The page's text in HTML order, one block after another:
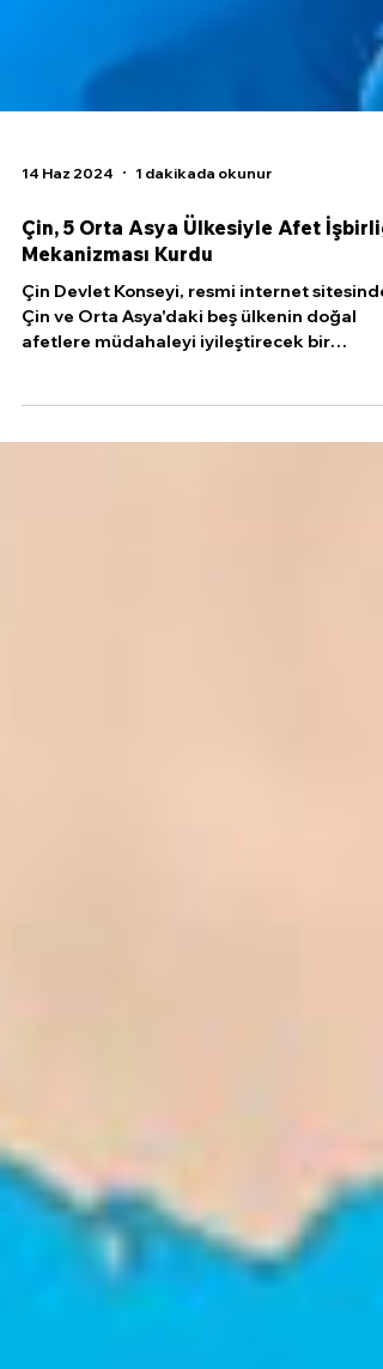
14 Haz 2024 1 dakikada okunur
Mekanizması Kurdu
Çin Devlet Konseyi, resmi internet sitesinde,
Çin ve Orta Asya'daki beş ülkenin doğal
mekanizma...